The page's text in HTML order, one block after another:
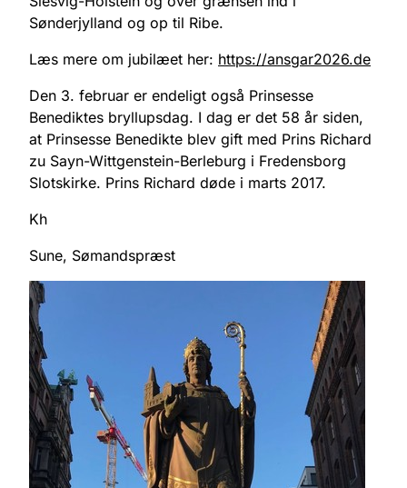
Sønderjylland og op til Ribe.
Læs mere om jubilæet her: https://ansgar2026.de
Den 3. februar er endeligt også Prinsesse
Benediktes bryllupsdag. I dag er det 58 år siden,
at Prinsesse Benedikte blev gift med Prins Richard
zu Sayn-Wittgenstein-Berleburg i Fredensborg
Slotskirke. Prins Richard døde i marts 2017.
Kh
Sune, Sømandspræst